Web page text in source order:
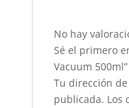
No hay
Sé el primero
Vacuum 500ml”
Tu dirección
publicada. Los